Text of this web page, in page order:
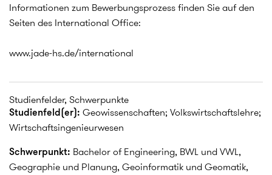
Informationen zum Bewerbungsprozess finden Sie auf den
Seiten des International Office:
www.jade-hs.de/international
Studienfelder, Schwerpunkte
Studienfeld(er): Geowissenschaften; Volkswirtschaftslehre;
Wirtschaftsingenieurwesen
Schwerpunkt: Bachelor of Engineering, BWL und VWL,
Geographie und Planung, Geoinformatik und Geomatik,